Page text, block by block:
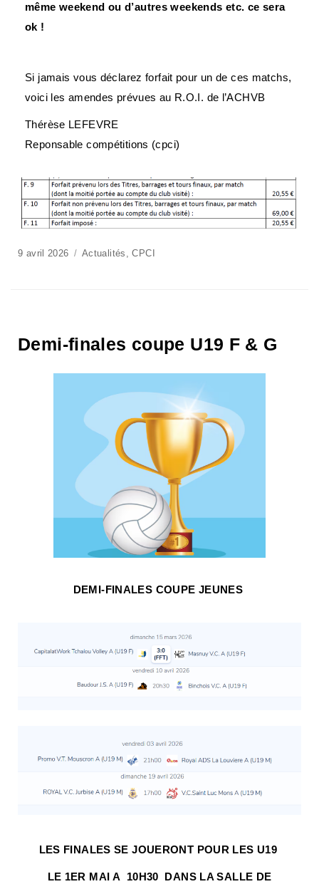
même weekend ou d’autres weekends etc. ce sera
ok !
Si jamais vous déclarez forfait pour un de ces matchs,
voici les amendes prévues au R.O.I. de l’ACHVB
Thérèse LEFEVRE
Reponsable compétitions (cpci)
9 avril 2026 Actualités ,CPCI
Demi-finales coupe U19 F & G
DEMI-FINALES COUPE JEUNES
LES FINALES SE JOUERONT POUR LES U19
LE 1ER MAI A 10H30 DANS LA SALLE DE